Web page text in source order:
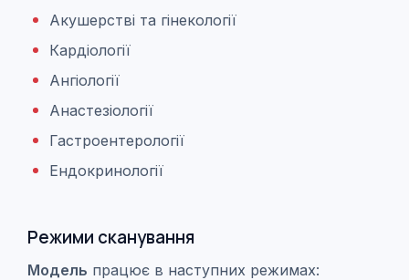
Акушерстві та гінекології
Кардіології
Ангіології
Анастезіології
Гастроентерології
Ендокринології
Режими сканування
Модель працює в наступних режимах: